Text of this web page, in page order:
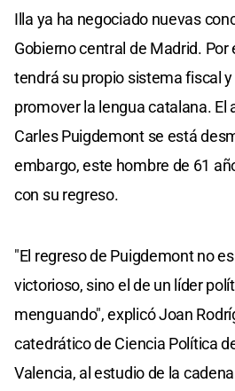
Illa ya ha negociado nuevas
Gobierno central de Madrid.
tendrá su propio sistema fiscal
promover la lengua catalana. El
Carles Puigdemont se está
embargo, este hombre de 61
con su regreso.
"El regreso de Puigdemont no
victorioso, sino el de un líder
menguando", explicó Joan
catedrático de Ciencia Política
Valencia, al estudio de la